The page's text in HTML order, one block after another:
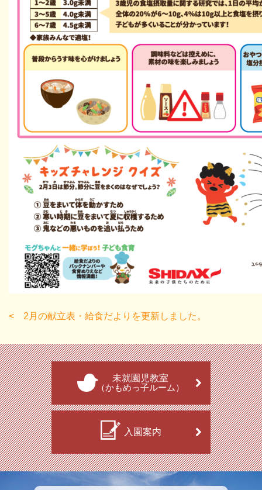
2月の献立表・給食だよりを更新しました。
未就園児教室
（かもめっ子ルーム）
入園案内